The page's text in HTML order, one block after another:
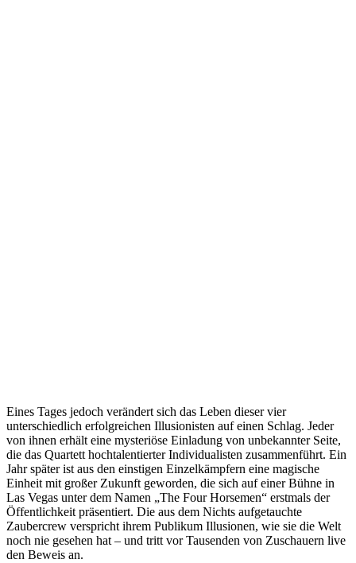
Eines Tages jedoch verändert sich das Leben dieser vier
unterschiedlich erfolgreichen Illusionisten auf einen Schlag. Jeder
von ihnen erhält eine mysteriöse Einladung von unbekannter Seite,
die das Quartett hochtalentierter Individualisten zusammenführt. Ein
Jahr später ist aus den einstigen Einzelkämpfern eine magische
Einheit mit großer Zukunft geworden, die sich auf einer Bühne in
Las Vegas unter dem Namen „The Four Horsemen“ erstmals der
Öffentlichkeit präsentiert. Die aus dem Nichts aufgetauchte
Zaubercrew verspricht ihrem Publikum Illusionen, wie sie die Welt
noch nie gesehen hat – und tritt vor Tausenden von Zuschauern live
den Beweis an.